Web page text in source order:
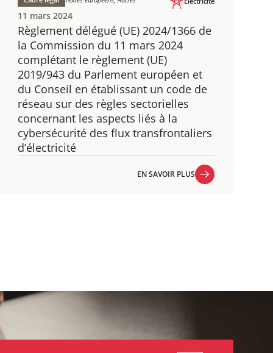
Règlement délégué (UE) 2024/1366​ de
la Commission du 11 mars 2024
complétant le règlement (UE)
2019/943 du Parlement européen et
du Conseil en établissant un code de
réseau sur des règles sectorielles
concernant les aspects liés à la
cybersécurité des flux transfrontaliers
d’électricité
11 mars 2024
EN SAVOIR PLUS